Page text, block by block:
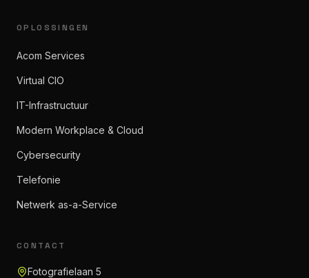
OPLOSSINGEN
Acom Services
Virtual CIO
IT-Infrastructuur
Modern Workplace & Cloud
Cybersecurity
Telefonie
Netwerk as-a-Service
CONTACT
Fotografielaan 5